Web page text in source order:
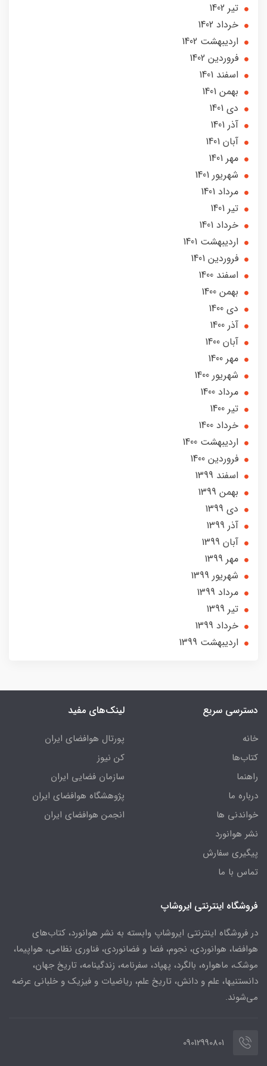
تير 1402
خرداد 1402
ارديبهشت 1402
فروردین 1402
اسفند 1401
بهمن 1401
دی 1401
آذر 1401
آبان 1401
مهر 1401
شهریور 1401
مرداد 1401
تير 1401
خرداد 1401
ارديبهشت 1401
فروردین 1401
اسفند 1400
بهمن 1400
دی 1400
آذر 1400
آبان 1400
مهر 1400
شهریور 1400
مرداد 1400
تير 1400
خرداد 1400
ارديبهشت 1400
فروردین 1400
اسفند 1399
بهمن 1399
دی 1399
آذر 1399
آبان 1399
مهر 1399
شهریور 1399
مرداد 1399
تير 1399
خرداد 1399
ارديبهشت 1399
دسترسی سریع
خانه
کتاب‌ها
راهنما
درباره ما
خواندنی ها
نشر هوانورد
پیگیری سفارش
تماس با ما
لینک‌های مفید
پورتال هوافضای ایران
کن نیوز
سازمان فضایی ایران
پژوهشگاه هوافضای ایران
انجمن هوافضای ایران
فروشگاه اینترنتی ایروشاپ
در فروشگاه اینترنتی ایروشاپ وابسته به نشر هوانورد، کتاب‌های
هوافضا، هوانوردی، نجوم، فضا و فضانوردی، فناوری نظامی، هواپیما،
موشک، ماهواره، بالگرد، پهپاد، سفرنامه، زندگینامه، تاریخ جهان،
دانستنیها، علم و دانش، تاریخ علم، ریاضیات و فیزیک و خلبانی عرضه
می‌شوند.
09012990801